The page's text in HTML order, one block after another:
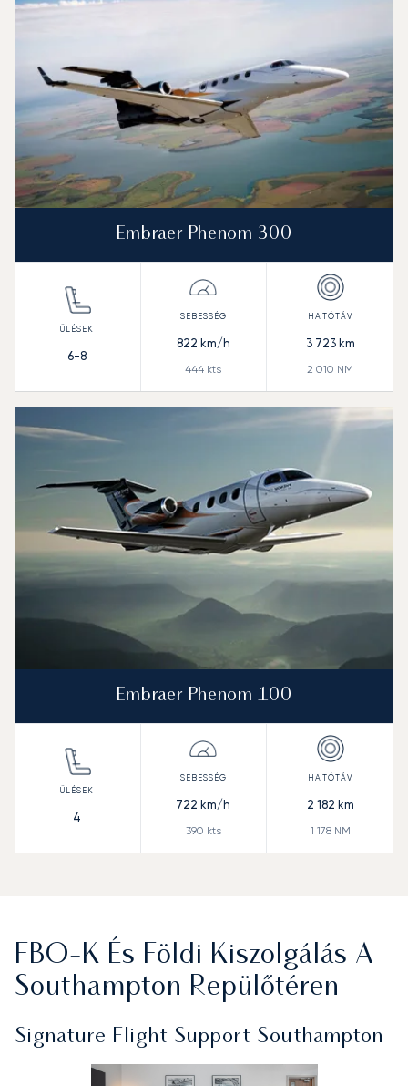
Embraer Phenom 300
6-8
822 km/h
444 kts
3 723km
2 010 NM
Embraer Phenom 100
4
722 km/h
390 kts
2 182 km
1 178NM
FBO-K És Földi Kiszolgálás A
Southampton Repülőtéren
Signature Flight Support Southampton